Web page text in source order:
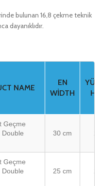
bulunan 16,8 çekme teknik
dayanıklıdır.
NAME
EN
WIDTH
Geçme
Double
30 cm
Geçme
Double
25 cm